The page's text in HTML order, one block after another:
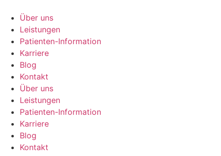
Inhalt
springen
Über uns
Leistungen
Patienten-Information
Karriere
Blog
Kontakt
Über uns
Leistungen
Patienten-Information
Karriere
Blog
Kontakt